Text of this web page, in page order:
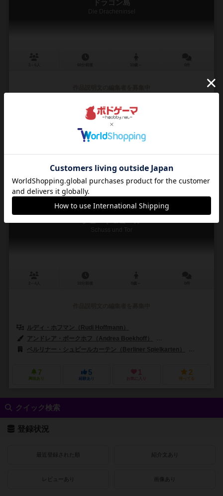
ドラゴン島
Die Dracheninsel
トム・シェープス（Tom Schoeps）
アンドレア・ボークホフ（Andrea Boekhoff）
アミーゴ（AMIGO）
3 20 1 21
Schuss und Tor
ルディ・ホフマン（Rudi Hoffmann）
アンドレア・ボークホフ（Andrea Boekhoff）
ベルリナー・シュピールカーテン（Berliner Spielkarten）
7
興味あり
5
経験あり
1
お気に入り
2
持ってる
クイック検索
登録状況
最近登録された順 紹介文あり
レビューあり 画像あり